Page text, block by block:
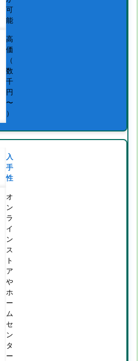
可
能
高
価
（
数
千
円
〜
）
入
手
性
オ
ン
ラ
イ
ン
ス
ト
ア
や
ホ
ー
ム
セ
ン
タ
ー